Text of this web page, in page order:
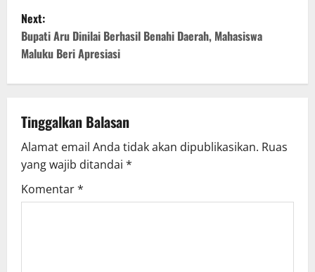
Next:
Bupati Aru Dinilai Berhasil Benahi Daerah, Mahasiswa
Maluku Beri Apresiasi
Tinggalkan Balasan
Alamat email Anda tidak akan dipublikasikan. Ruas
yang wajib ditandai *
Komentar*